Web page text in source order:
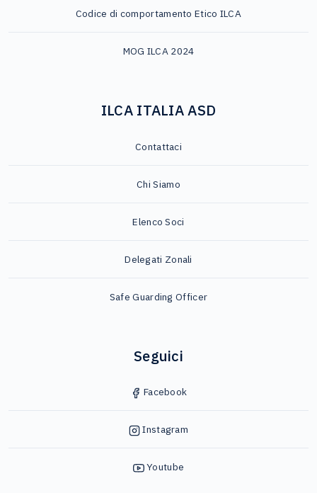
Codice di comportamento Etico ILCA
MOG ILCA 2024
ILCA ITALIA ASD
Contattaci
Chi Siamo
Elenco Soci
Delegati Zonali
Safe Guarding Officer
Seguici
Facebook
Instagram
Youtube